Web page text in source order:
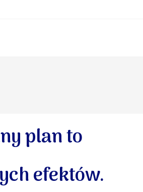
plan to
efektów.